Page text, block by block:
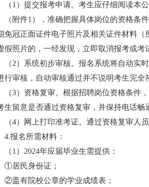
）提交报考申请。考生应仔细阅读本公
（附件1），准确把握具体岗位的资格条
免冠正面证件电子照片及相关证件材料
假照片的，一经发现，立即取消报考或考
）系统初步审核。报名系统将自动实时
行审核，自动审核通过并不说明考生完
）资格复审。根据招聘岗位资格条件，
生留意是否通过资格复审，并保持电话畅
）网上打印准考证。通过资格复审人员
名所需材料：
）2024年应届毕业生需提供：
民身份证；
有院校公章的学业成绩表；